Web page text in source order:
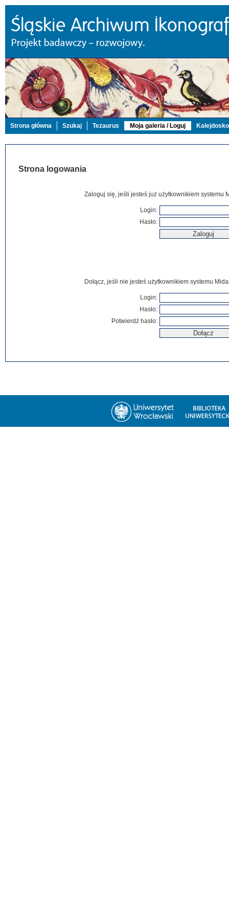
Strona główna Szukaj Tezaurus Moja galeria / Loguj
Strona logowania
Zaloguj się, jeśli jesteś już użytkownikiem systemu
Login:
Hasło:
Dołącz, jeśli nie jesteś użytkownikiem systemu
Login:
Hasło:
Potwierdź hasło: